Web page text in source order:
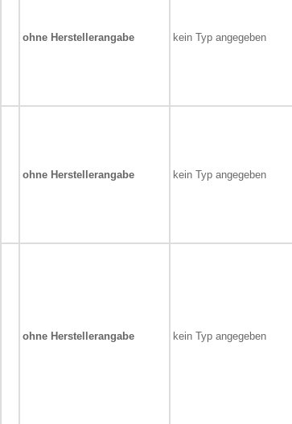
ohne Herstellerangabe kein Typ angegeben
ohne Herstellerangabe kein Typ angegeben
ohne Herstellerangabe kein Typ angegeben